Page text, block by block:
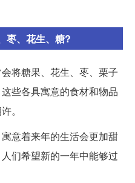
枣、花生、糖?
将糖果、花生、枣、栗子
些各具寓意的食材和物品
。
意着来年的生活会更加甜
们希望新的一年中能够过